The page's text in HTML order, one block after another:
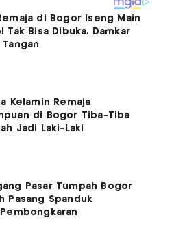
di Bogor Iseng Main
Tak Bisa Dibuka, Damkar
Kelamin Remaja
di Bogor Tiba-Tiba
Jadi Laki-Laki
Pasar Tumpah Bogor
Pasang Spanduk